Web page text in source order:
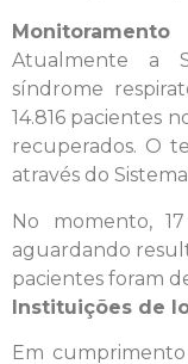
Monitoramento
Atualmente a
síndrome
14.816 pacientes
recuperados. O
através do
No momento,
aguardando
pacientes foram
Instituições de
Em